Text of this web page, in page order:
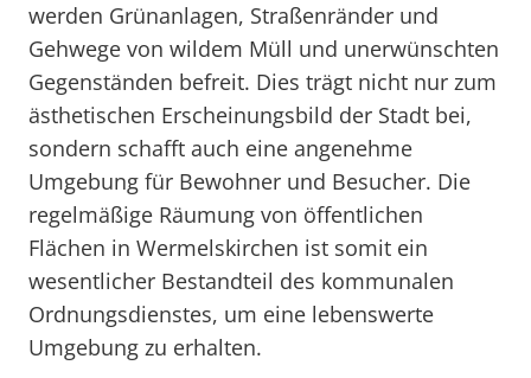
werden Grünanlagen, Straßenränder und
Gehwege von wildem Müll und unerwünschten
Gegenständen befreit. Dies trägt nicht nur zum
ästhetischen Erscheinungsbild der Stadt bei,
sondern schafft auch eine angenehme
Umgebung für Bewohner und Besucher. Die
regelmäßige Räumung von öffentlichen
Flächen in Wermelskirchen ist somit ein
wesentlicher Bestandteil des kommunalen
Ordnungsdienstes, um eine lebenswerte
Umgebung zu erhalten.